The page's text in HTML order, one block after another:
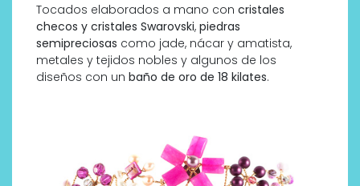
Tocados elaborados a mano con cristales
checos y cristales Swarovski, piedras
semipreciosas como jade, nácar y amatista,
metales y tejidos nobles y algunos de los
diseños con un baño de oro de 18 kilates.